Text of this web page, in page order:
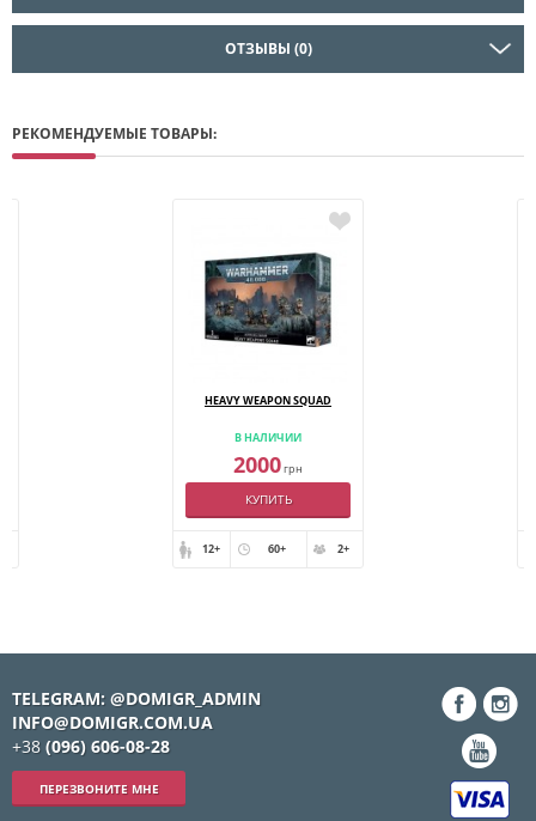
ОТЗЫВЫ (0)
РЕКОМЕНДУЕМЫЕ ТОВАРЫ:
HEAVY WEAPON SQUAD
В НАЛИЧИИ
2000грн
КУПИТЬ
12+ 60+ 2+
TELEGRAM: @DOMIGR_ADMIN
INFO@DOMIGR.COM.UA
+38 (096) 606-08-28
ПЕРЕЗВОНИТЕ МНЕ